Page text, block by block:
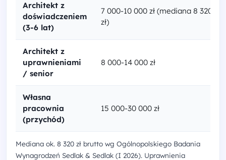
Architekt z
doświadczeniem
(3-6 lat)
7 000-10 000 zł (mediana 8 320
zł)
Architekt z
uprawnieniami
/ senior
8 000-14 000 zł
Własna
pracownia
(przychód)
15 000-30 000 zł
Mediana ok. 8 320 zł brutto wg Ogólnopolskiego Badania
Wynagrodzeń Sedlak & Sedlak (I 2026). Uprawnienia